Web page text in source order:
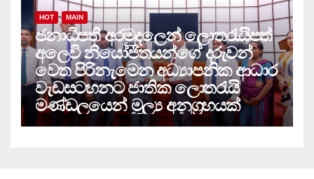
HOT MAIN
ජනාධිපති අරමුදලෙන් ලොතරැයිපත්
අලෙවි නියෝජිතයන්ගේ දරුවන්
වෙත පිරිනැමෙන අධ්‍යාපනික ආධාර
වැඩසටහනට ජාතික ලොතරැයි
මණ්ඩලයෙන් මූල්‍ය අනුග්‍රහයක්